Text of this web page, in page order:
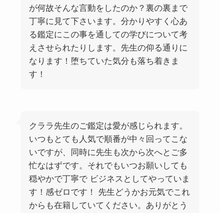
が何故そんな言動をしたのか？裏の裏まで
丁寧に見て下さいます。分かりやすく心あ
る鑑定にこの事を通しての学びについて考
えさせられたりします。先生の仰る通りに
なります！堕ちていた気分も落ち着きま
す！
クララ先生のご鑑定は愛が感じられます。
いつもとても人気で順番が中々回ってこな
いですが、同時に先生も次から次へとご多
忙なはずです。それでもいつお願いしても
穏やかで丁寧で ビジネスとしてやっていま
す！感ゼロです！ 先生どうかお元気でこれ
からも在籍していてください。ありがとう